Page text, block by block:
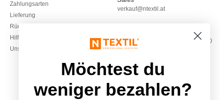
Zahlungsarten
Lieferung
Rückerstattungen / Rückgaben
Hilfe & FAQs
Unsere Engagements
verkauf@ntextil.at
Montag – Donnerstag: 10:00–13:00
& 14:00–17:30
Freitag: 10:00–14:00
Möchtest du
weniger bezahlen?